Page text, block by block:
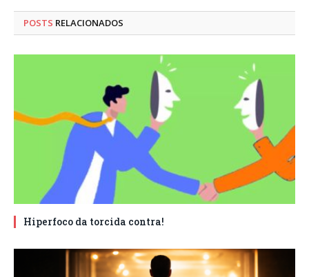
POSTS RELACIONADOS
Hiperfoco da torcida contra!